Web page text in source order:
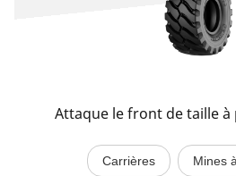
Attaque le front de taille à
Carrières Mines